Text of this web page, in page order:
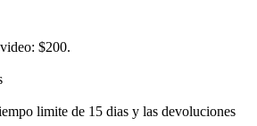
$200.
limite de 15 dias y las devoluciones